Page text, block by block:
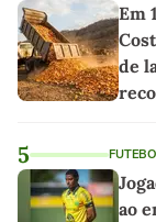
Em
de
5
ao